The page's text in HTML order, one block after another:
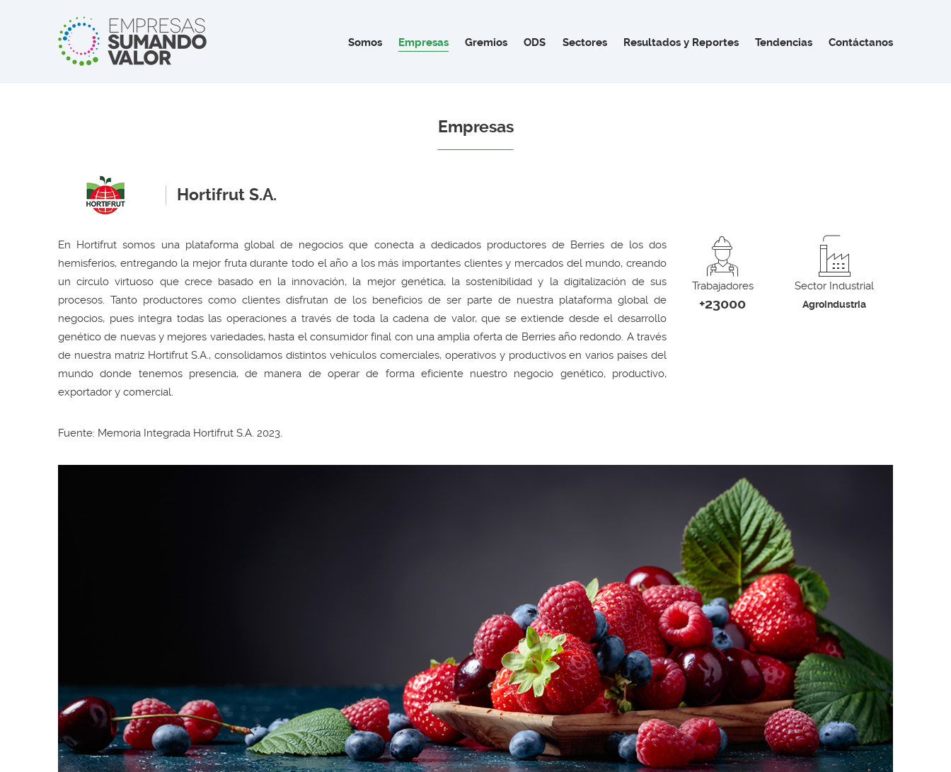
Somos Empresas Gremios ODS Sectores Resultados y Reportes Tendencias Contáctanos
Empresas
Hortifrut S.A.
En Hortifrut somos una plataforma global de negocios que conecta a dedicados productores de Berries de los dos
hemisferios, entregando la mejor fruta durante todo el año a los más importantes clientes y mercados del mundo, creando
un círculo virtuoso que crece basado en la innovación, la mejor genética, la sostenibilidad y la digitalización de sus
procesos. Tanto productores como clientes disfrutan de los beneficios de ser parte de nuestra plataforma global de
negocios, pues integra todas las operaciones a través de toda la cadena de valor, que se extiende desde el desarrollo
genético de nuevas y mejores variedades, hasta el consumidor final con una amplia oferta de Berries año redondo. A través
de nuestra matriz Hortifrut S.A., consolidamos distintos vehículos comerciales, operativos y productivos en varios países del
mundo donde tenemos presencia, de manera de operar de forma eficiente nuestro negocio genético, productivo,
exportador y comercial.
Fuente: Memoria Integrada Hortifrut S.A. 2023.
Trabajadores
+23000
Sector Industrial
Agroindustria